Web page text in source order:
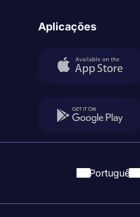
Aplicações
Portuguê